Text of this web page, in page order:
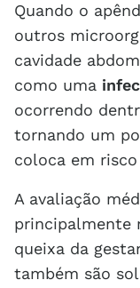
Quando o
outros
cavidade
como uma
ocorrendo
tornando um
coloca em risco
A avaliação
principalmente
queixa da
também são